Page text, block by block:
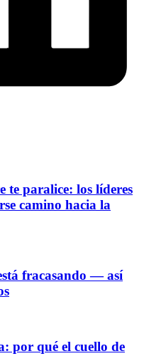
te paralice: los líderes
camino hacia la
fracasando — así
por qué el cuello de